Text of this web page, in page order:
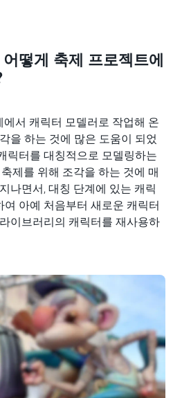
떻게 축제 프로젝트에
에서 캐릭터 모델러로 작업해 온
을 하는 것에 많은 도움이 되었
릭터를 대칭적으로 모델링하는
제를 위해 조각을 하는 것에 매
나면서, 대칭 단계에 있는 캐릭
아예 처음부터 새로운 캐릭터
이브러리의 캐릭터를 재사용하